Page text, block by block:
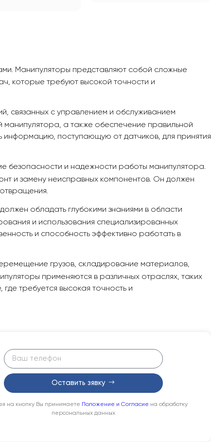
Манипуляторы представляют собой сложные
которые требуют высокой точности и
связанных с управлением и обслуживанием
а также обеспечение правильной
поступающую от датчиков, для принятия
безопасности и надежности работы манипулятора.
и замену неисправных компонентов. Он должен
обладать глубокими знаниями в области
и использования специализированных
и способность эффективно работать в
грузов, складирование материалов,
применяются в различных отраслях, таких
требуется высокая точность и
Оставить зявку
на кнопку Вы принимаете Положение и Согласие на обработку
персональных данных